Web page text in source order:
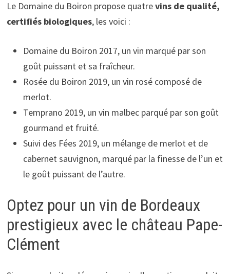
Le Domaine du Boiron propose quatrevins de qualité,
certifiés biologiques, les voici :
Domaine du Boiron 2017, un vin marqué par son
goût puissant et sa fraîcheur.
Rosée du Boiron 2019, un vin rosé composé de
merlot.
Temprano 2019, un vin malbec parqué par son goût
gourmand et fruité.
Suivi des Fées 2019, un mélange de merlot et de
cabernet sauvignon, marqué par la finesse de l’un et
le goût puissant de l’autre.
Optez pour un vin de Bordeaux
prestigieux avec le château Pape-
Clément